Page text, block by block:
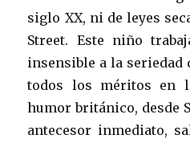
siglo XX, ni de leyes
Street. Este niño
insensible a la seriedad
todos los méritos en
humor británico, desde
antecesor inmediato,